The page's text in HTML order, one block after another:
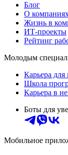
Блог
О
Жизнь в
ИТ-проекты
Рейтинг
Молодым
Карьера
Школа
Карьера в
Боты для
Мобильное